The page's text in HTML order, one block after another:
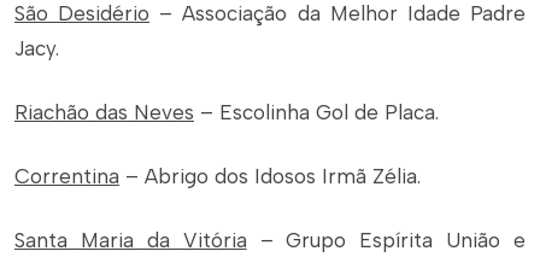
São Desidério – Associação da Melhor Idade Padre
Jacy.
Riachão das Neves – Escolinha Gol de Placa.
Correntina – Abrigo dos Idosos Irmã Zélia.
Santa Maria da Vitória – Grupo Espírita União e